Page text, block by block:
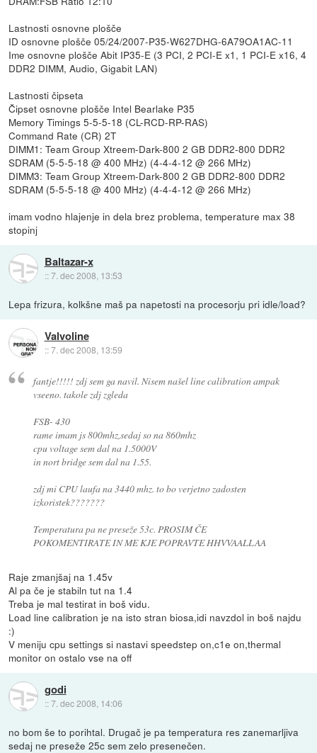
Lastnosti osnovne plošče
ID osnovne plošče 05/24/2007-P35-W627DHG-6A79OA1AC-11
Ime osnovne plošče Abit IP35-E (3 PCI, 2 PCI-E x1, 1 PCI-E x16, 4
DDR2 DIMM, Audio, Gigabit LAN)
Lastnosti čipseta
Čipset osnovne plošče Intel Bearlake P35
Memory Timings 5-5-5-18 (CL-RCD-RP-RAS)
Command Rate (CR) 2T
DIMM1: Team Group Xtreem-Dark-800 2 GB DDR2-800 DDR2
SDRAM (5-5-5-18 @ 400 MHz) (4-4-4-12 @ 266 MHz)
DIMM3: Team Group Xtreem-Dark-800 2 GB DDR2-800 DDR2
SDRAM (5-5-5-18 @ 400 MHz) (4-4-4-12 @ 266 MHz)
imam vodno hlajenje in dela brez problema, temperature max 38
stopinj
Baltazar-x
::7. dec 2008, 13:53
Lepa frizura, kolkšne maš pa napetosti na procesorju pri idle/load?
Valvoline
::7. dec 2008, 13:59
fantje!!!!! zdj sem ga navil. Nisem našel line calibration ampak
vseeno. takole zdj zgleda
FSB- 430
rame imam js 800mhz,sedaj so na 860mhz
cpu voltage sem dal na 1.5000V
in nort bridge sem dal na 1.55.
zdj mi CPU laufa na 3440 mhz. to bo verjetno zadosten
izkoristek???????
Temperatura pa ne preseže 53c. PROSIM ČE
POKOMENTIRATE IN ME KJE POPRAVTE HHVVAALLAA
Raje zmanjšaj na 1.45v
Al pa če je stabiln tut na 1.4
Treba je mal testirat in boš vidu.
Load line calibration je na isto stran biosa,idi navzdol in boš najdu
:)
V meniju cpu settings si nastavi speedstep on,c1e on,thermal
monitor on ostalo vse na off
godi
::7. dec 2008, 14:06
no bom še to porihtal. Drugač je pa temperatura res zanemarljiva
sedaj ne preseže 25c sem zelo presenečen.